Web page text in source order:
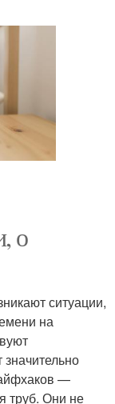
о
ситуации,
на
—
труб. Они не